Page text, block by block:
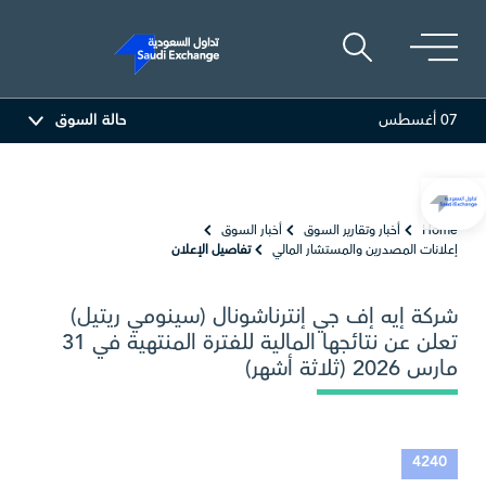
47.66
07 أغسطس حالة السوق
Home أخبار وتقارير السوق
أخبار السوق
إعلانات المصدرين والمستشار المالي
تفاصيل الإعلان
شركة إيه إف جي إنترناشونال (سينومي ريتيل)
تعلن عن نتائجها المالية للفترة المنتهية في 31
مارس 2026 (ثلاثة أشهر)
4240
12.45